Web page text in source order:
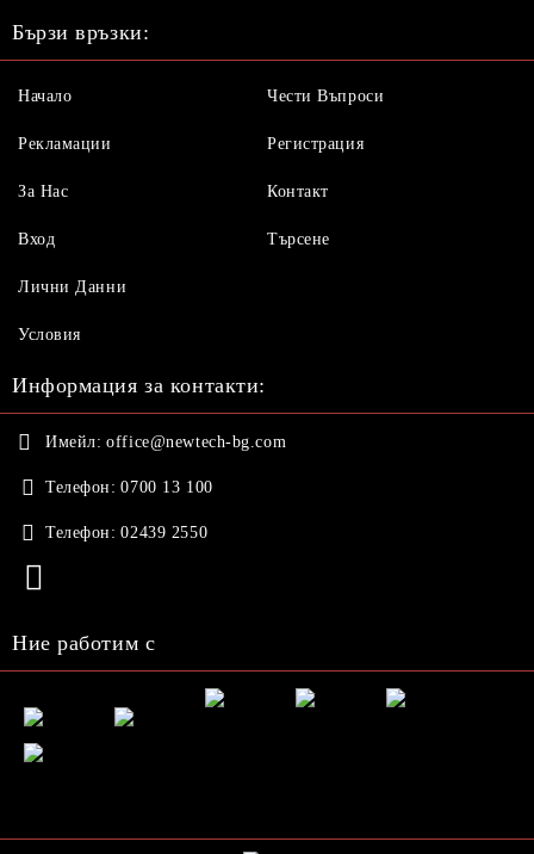
Бързи връзки:
Начало
Рекламации
За Нас
Вход
Чести Въпроси
Регистрация
Контакт
Търсене
Лични Данни
Условия
Информация за контакти:
Имейл: office@newtech-bg.com
Телефон: 0700 13 100
Телефон: 02439 2550
Ние работим с